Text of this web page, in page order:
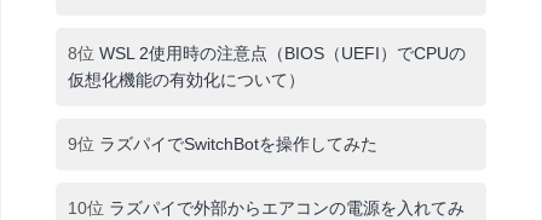
8位 WSL 2使用時の注意点（BIOS（UEFI）でCPUの
仮想化機能の有効化について）
9位 ラズパイでSwitchBotを操作してみた
10位 ラズパイで外部からエアコンの電源を入れてみ